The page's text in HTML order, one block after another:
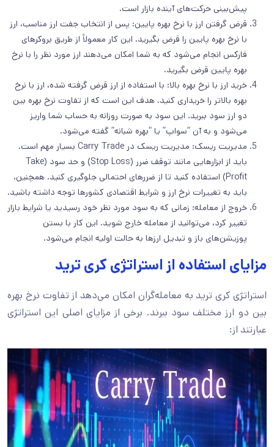
پیش‌بینی حرکت‌های آینده بازار است.
قرض گرفتن ارز با نرخ بهره پایین: پس از انتخاب جفت ارز مناسب، ارز
با نرخ بهره پایین را قرض بگیرید. این کار معمولاً از طریق بروکرهای
فارکس انجام می‌شود که به شما امکان می‌دهند ارز مورد نظر را با نرخ
بهره پایین قرض بگیرید.
خرید ارز با نرخ بهره بالا: با استفاده از ارز قرض گرفته شده، ارز با نرخ
بهره بالاتر را خریداری کنید. هدف این است که از تفاوت نرخ بهره بین
دو ارز سود ببرید. این سود به صورت روزانه به حساب شما واریز
می‌شود و به آن “سواپ” یا “بهره شبانه” گفته می‌شود.
مدیریت ریسک: مدیریت ریسک در Carry Trade بسیار مهم است.
باید از ابزارهایی مانند توقف ضرر (Stop Loss) و حد سود (Take
Profit) استفاده کنید تا از ضررهای احتمالی جلوگیری کنید. همچنین،
باید به تغییرات نرخ ارز و شرایط اقتصادی کشورها توجه داشته باشید.
خروج از معامله: زمانی که به سود مورد نظر خود رسیدید یا شرایط بازار
تغییر کرد، می‌توانید از معامله خارج شوید. این کار با بستن
پوزیشن‌های باز و تبدیل ارزها به حالت اولیه انجام می‌شود.
مزایای استفاده از استراتژی کری ترید
استراتژی کری ترید به معامله‌گران امکان می‌دهد از تفاوت نرخ بهره
بین دو ارز مختلف سود ببرند. برخی از مزایای اصلی این استراتژی
عبارتند از: